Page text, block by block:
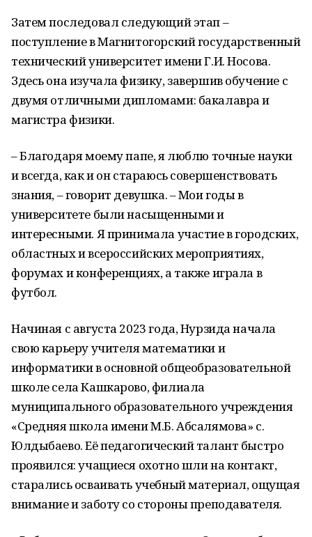
Затем последовал следующий этап –
поступление в Магнитогорский государственный
технический университет имени Г.И. Носова.
Здесь она изучала физику, завершив обучение с
двумя отличными дипломами: бакалавра и
магистра физики.
– Благодаря моему папе, я люблю точные науки
и всегда, как и он стараюсь совершенствовать
знания, – говорит девушка. – Мои годы в
университете были насыщенными и
интересными. Я принимала участие в городских,
областных и всероссийских мероприятиях,
форумах и конференциях, а также играла в
футбол.
Начиная с августа 2023 года, Нурзида начала
свою карьеру учителя математики и
информатики в основной общеобразовательной
школе села Кашкарово, филиала
муниципального образовательного учреждения
«Средняя школа имени М.Б. Абсалямова» с.
Юлдыбаево. Её педагогический талант быстро
проявился: учащиеся охотно шли на контакт,
старались осваивать учебный материал, ощущая
внимание и заботу со стороны преподавателя.